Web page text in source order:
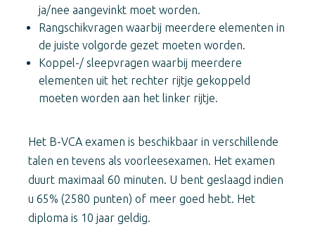
ja/nee aangevinkt moet worden.
Rangschikvragen waarbij meerdere elementen in
de juiste volgorde gezet moeten worden.
Koppel-/ sleepvragen waarbij meerdere
elementen uit het rechter rijtje gekoppeld
moeten worden aan het linker rijtje.
Het B-VCA examen is beschikbaar in verschillende
talen en tevens als voorleesexamen. Het examen
duurt maximaal 60 minuten. U bent geslaagd indien
u 65% (2580 punten) of meer goed hebt. Het
diploma is 10 jaar geldig.